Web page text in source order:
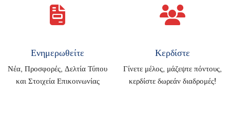
Ενημερωθείτε
Νέα, Προσφορές, Δελτία Τύπου
και Στοιχεία Επικοινωνίας
Κερδίστε
Γίνετε μέλος, μάζεψτε πόντους,
κερδίστε δωρεάν διαδρομές!